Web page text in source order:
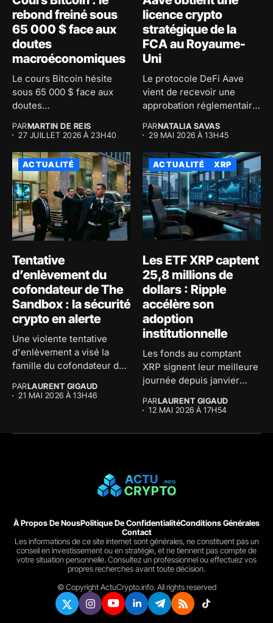
rebond freiné sous
65 000 $ face aux
doutes
macroéconomiques
Le cours Bitcoin hésite
sous 65 000 $ face aux
doutes
PARMARTIN DE REIS
27 JUILLET 2026 À 23H40
licence crypto
stratégique de la
FCA au Royaume-
Uni
Le protocole DeFi Aave
vient de recevoir une
approbation réglementaire
PARNATALIA SAVAS
29 MAI 2026 À 13H45
ACTUALITÉ
Tentative
d’enlèvement du
cofondateur de The
Sandbox : la sécurité
crypto en alerte
Une violente tentative
d'enlèvement a visé la
famille du cofondateur de
PARLAURENT GIGAUD
21 MAI 2026 À 13H46
ACTUALITÉ XRP
Les ETF XRP captent
25,8 millions de
dollars : Ripple
accélère son
adoption
institutionnelle
Les fonds au comptant
XRP signent leur meilleure
journée depuis janvier
PARLAURENT GIGAUD
12 MAI 2026 À 17H54
À Propos De NousPolitique De ConfidentialitéConditions Générales
Contact
Les informations de ce site internet sont générales, ne constituent pas un
conseil en investissement ou en stratégie, et ne tiennent pas compte de
votre situation personnelle. Consultez un professionnel ou effectuez vos
propres recherches avant toute décision.
© Copyright ActuCrypto.info. All rights reserved